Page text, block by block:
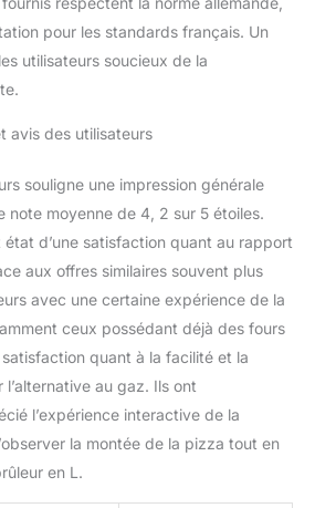
ainsi que nous
apportons la cuisine
professionnelle dans les
pour les standards français. Un
utilisateurs soucieux de la
avis des utilisateurs
souligne une impression générale
note moyenne de 4, 2 sur 5 étoiles.
d’une satisfaction quant au rapport
aux offres similaires souvent plus
avec une certaine expérience de la
ceux possédant déjà des fours
quant à la facilité et la
au gaz. Ils ont
l’expérience interactive de la
la montée de la pizza tout en
en L.